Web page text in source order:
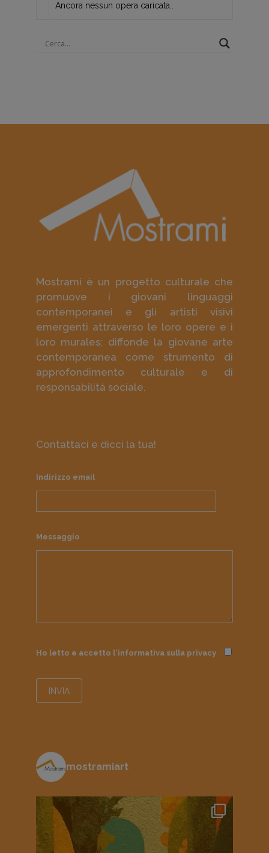
Ancora nessun opera caricata..
Mostrami è un progetto culturale che
promuove i giovani linguaggi
contemporanei e gli artisti visivi
emergenti attraverso le loro opere e i
loro murales; diffonde la giovane arte
contemporanea come strumento di
approfondimento culturale e di
responsabilità sociale.
Contattaci e dicci la tua!
Indirizzo email
Messaggio
Ho letto e accetto l'informativa sulla privacy
mostramiart